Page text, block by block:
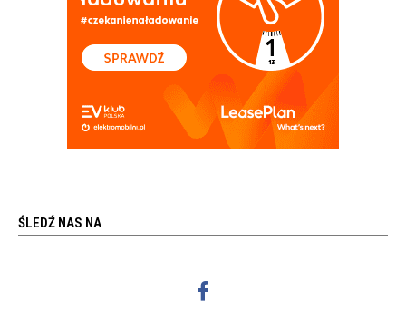
ŚLEDŹ NAS NA